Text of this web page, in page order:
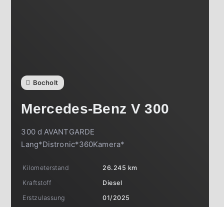
Bocholt
Mercedes-Benz V 300
300 d AVANTGARDE
Lang*Distronic*360Kamera*
Kilometerstand
26.245 km
Kraftstoff
Diesel
Erstzulassung
01/2025